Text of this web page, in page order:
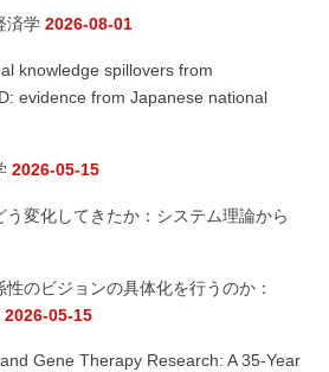
済学 2026-08-01
knowledge spillovers from
evidence from Japanese national
2026-05-15
変化してきたか：システム理論から
のビジョンの具体化を行うのか：
2026-05-15
Gene Therapy Research: A 35-Year